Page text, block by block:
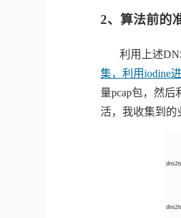
2、算法前的
利用上述
集，利用iodine
量pcap包，然后
活，我收集到的